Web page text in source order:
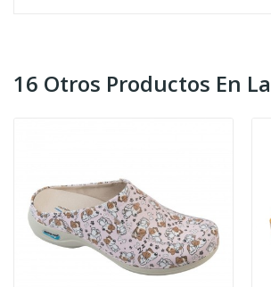
16 Otros Productos En